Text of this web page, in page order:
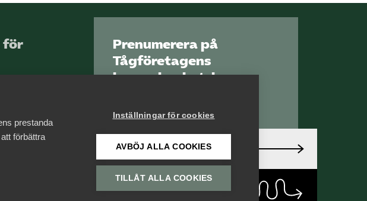
för
Prenumerera på
Tågföretagens
branschnyhetsbrev
din inkorg.
Anmäl dig här
Läs
nyhetsbrev
prestanda
förbättra
Inställningar för cookies
AVBÖJ ALLA COOKIES
TILLÅT ALLA COOKIES